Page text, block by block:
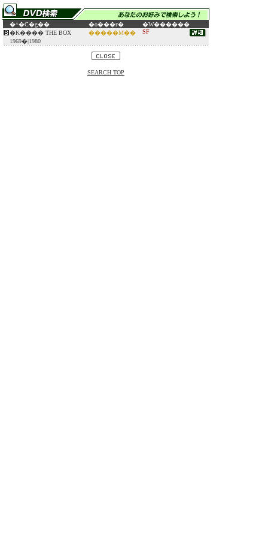
�^�C�g�� �o���ғ�
�W������
�K���� THE BOX
1969�|1980
�����M�� SF
SEARCH TOP